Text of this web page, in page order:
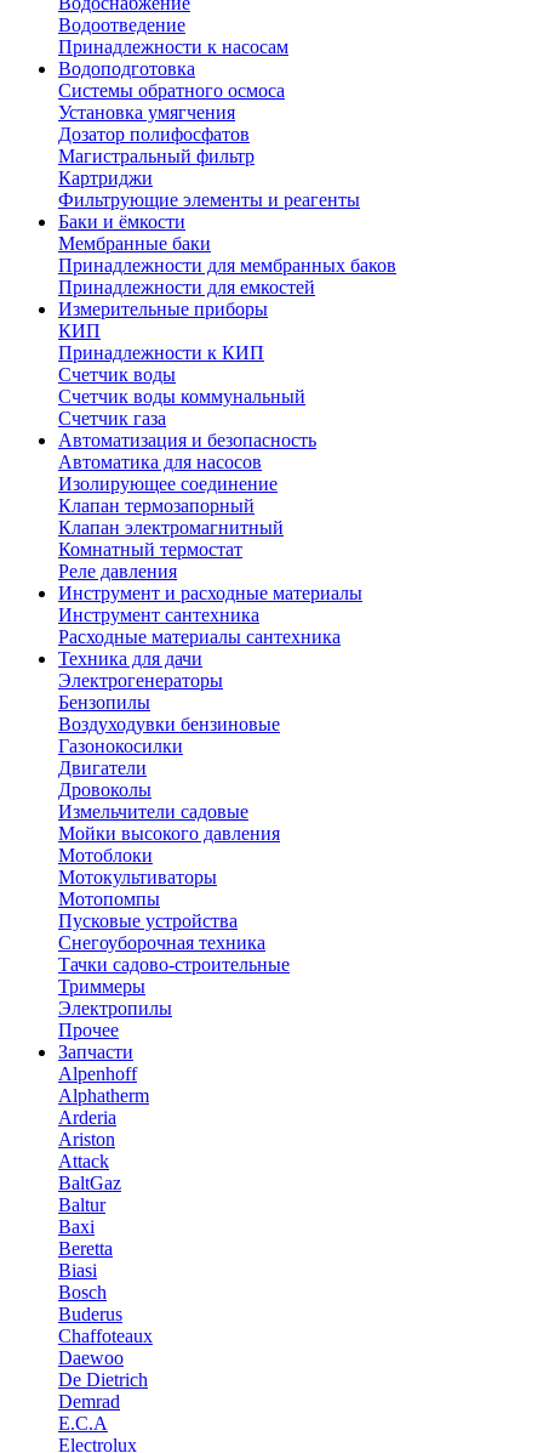
Водоотведение
Принадлежности к насосам
Водоподготовка
Системы обратного осмоса
Установка умягчения
Дозатор полифосфатов
Магистральный фильтр
Картриджи
Фильтрующие элементы и реагенты
Баки и ёмкости
Мембранные баки
Принадлежности для мембранных баков
Принадлежности для емкостей
Измерительные приборы
КИП
Принадлежности к КИП
Счетчик воды
Счетчик воды коммунальный
Счетчик газа
Автоматизация и безопасность
Автоматика для насосов
Изолирующее соединение
Клапан термозапорный
Клапан электромагнитный
Комнатный термостат
Реле давления
Инструмент и расходные материалы
Инструмент сантехника
Расходные материалы сантехника
Техника для дачи
Электрогенераторы
Бензопилы
Воздуходувки бензиновые
Газонокосилки
Двигатели
Дровоколы
Измельчители садовые
Мойки высокого давления
Мотоблоки
Мотокультиваторы
Мотопомпы
Пусковые устройства
Снегоуборочная техника
Тачки садово-строительные
Триммеры
Электропилы
Прочее
Запчасти
Alpenhoff
Alphatherm
Arderia
Ariston
Attack
BaltGaz
Baltur
Baxi
Beretta
Biasi
Bosch
Buderus
Chaffoteaux
Daewoo
De Dietrich
Demrad
E.C.A
Electrolux